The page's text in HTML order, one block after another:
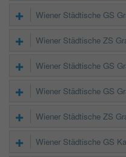
Wiener Städtische GS
Wiener Städtische ZS
Wiener Städtische GS
Wiener Städtische GS
Wiener Städtische ZS
Wiener Städtische GS